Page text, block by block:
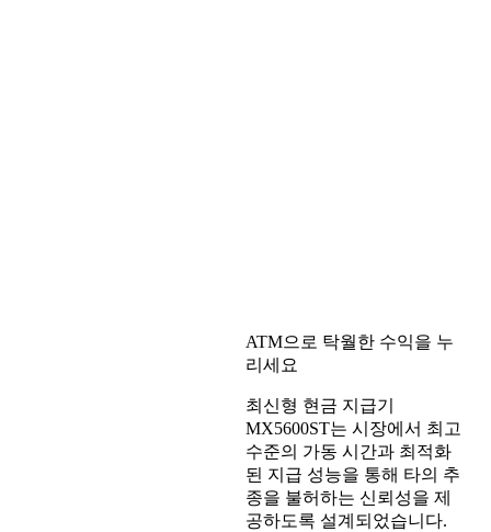
ATM으로 탁월한 수익을 누
리세요
최신형 현금 지급기
MX5600ST는 시장에서 최고
수준의 가동 시간과 최적화
된 지급 성능을 통해 타의 추
종을 불허하는 신뢰성을 제
공하도록 설계되었습니다.